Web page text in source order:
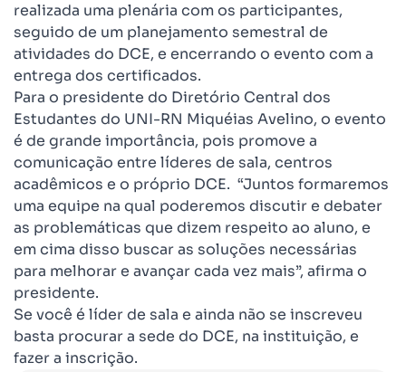
realizada uma plenária com os participantes,
seguido de um planejamento semestral de
atividades do DCE, e encerrando o evento com a
entrega dos certificados.
Para o presidente do Diretório Central dos
Estudantes do UNI-RN Miquéias Avelino, o evento
é de grande importância, pois promove a
comunicação entre líderes de sala, centros
acadêmicos e o próprio DCE. “Juntos formaremos
uma equipe na qual poderemos discutir e debater
as problemáticas que dizem respeito ao aluno, e
em cima disso buscar as soluções necessárias
para melhorar e avançar cada vez mais”, afirma o
presidente.
Se você é líder de sala e ainda não se inscreveu
basta procurar a sede do DCE, na instituição, e
fazer a inscrição.